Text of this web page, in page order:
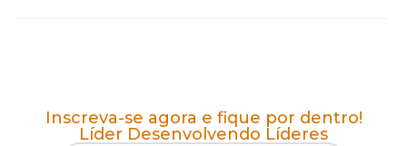
Inscreva-se agora e fique por dentro!
Líder Desenvolvendo Líderes